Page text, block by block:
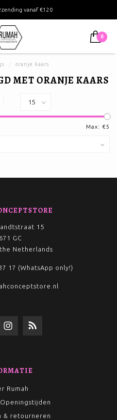
vanaf €120
0
oranje kaars
MET ORANJE KAARS
Max: €5
15
GC
Netherlands
17 (WhatsApp only!)
Rumah
& retourneren